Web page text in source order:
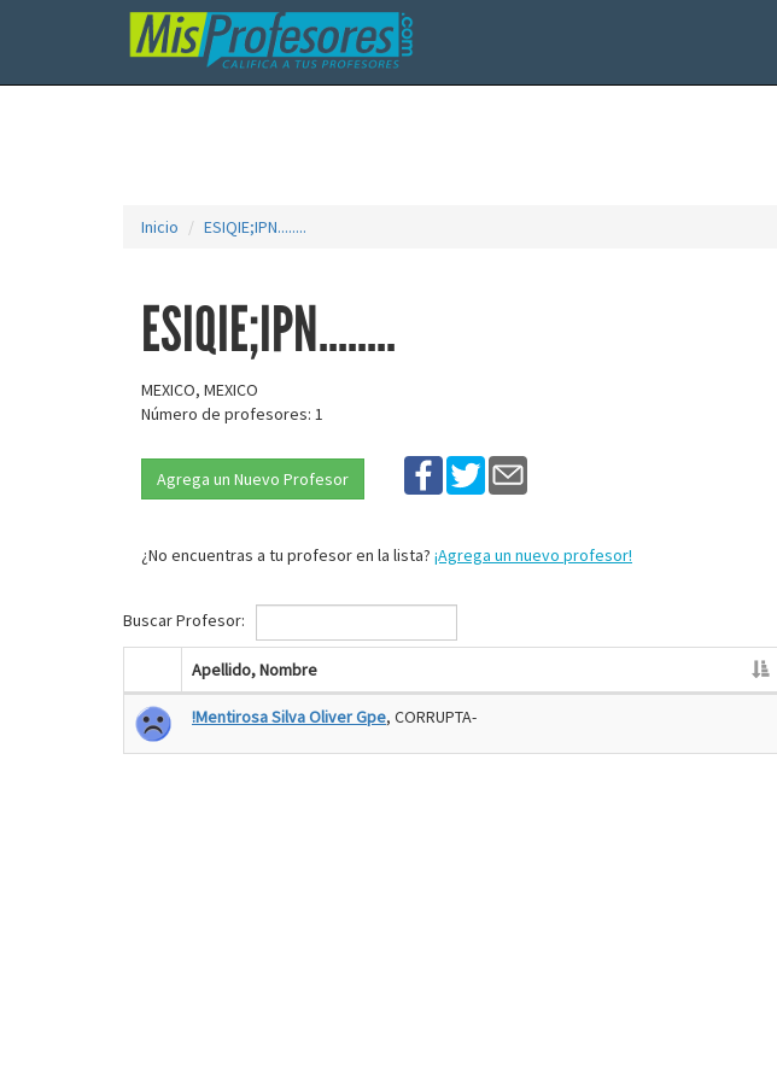
Inicio ESIQIE;IPN........
ESIQIE;IPN........
MEXICO, MEXICO
Número de profesores: 1
Agrega un Nuevo Profesor
¿No encuentras a tu profesor en la lista? ¡Agrega un nuevo profesor!
Buscar Profesor:
Apellido, Nombre
!Mentirosa Silva Oliver Gpe, CORRUPTA-